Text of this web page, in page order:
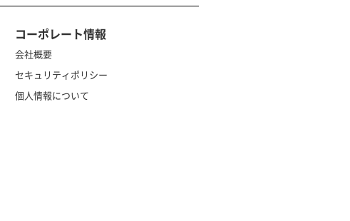
コーポレート情報
会社概要
セキュリティポリシー
個人情報について